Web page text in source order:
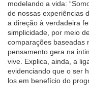
modelando a vida:
de nossas experiências
a direção à verdadeira
simplicidade, por meio
comparações baseadas
pensamento gera na
vive. Explica, ainda, a
evidenciando que o ser
los em benefício do